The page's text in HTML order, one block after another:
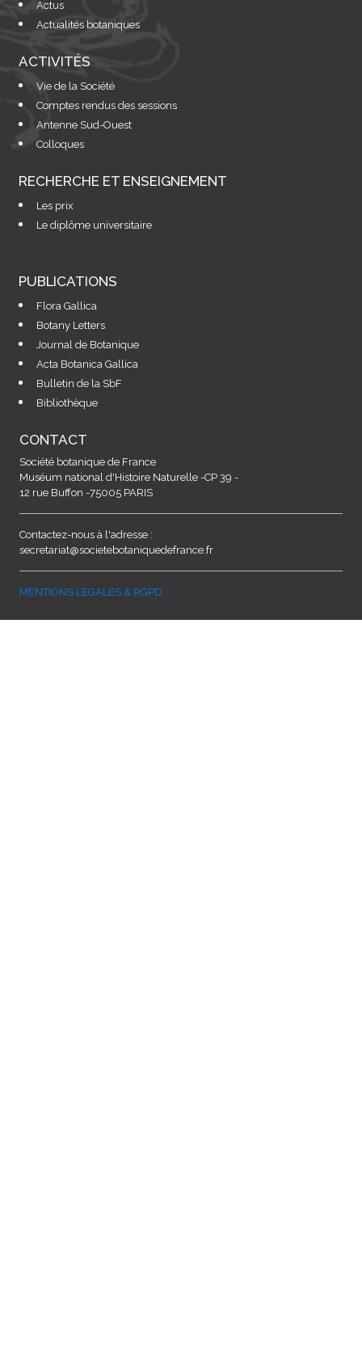
Actus
Actualités botaniques
ACTIVITÉS
Vie de la Société
Comptes rendus des sessions
Antenne Sud-Ouest
Colloques
RECHERCHE ET ENSEIGNEMENT
Les prix
Le diplôme universitaire
PUBLICATIONS
Flora Gallica
Botany Letters
Journal de Botanique
Acta Botanica Gallica
Bulletin de la SbF
Bibliothèque
CONTACT
Société botanique de France
Muséum national d'Histoire Naturelle -CP 39 -
12 rue Buffon -75005 PARIS
Contactez-nous à l'adresse :
secretariat@societebotaniquedefrance.fr
MENTIONS LEGALES & RGPD